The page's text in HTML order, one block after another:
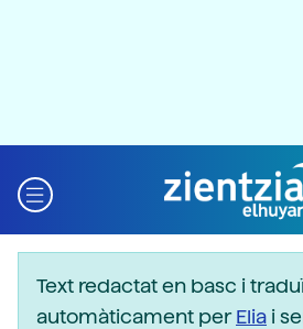
Text redactat en basc i
automàticament perElia i